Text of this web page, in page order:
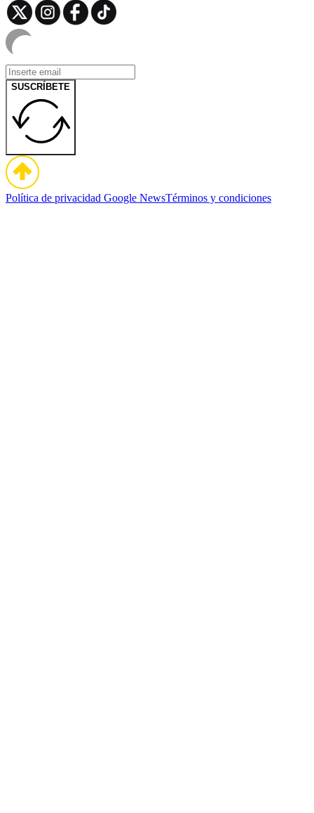
SUSCRÍBETE
Política de privacidad Google NewsTérminos y condiciones